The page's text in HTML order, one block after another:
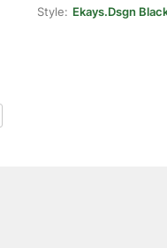
Style: Ekays.dsgn